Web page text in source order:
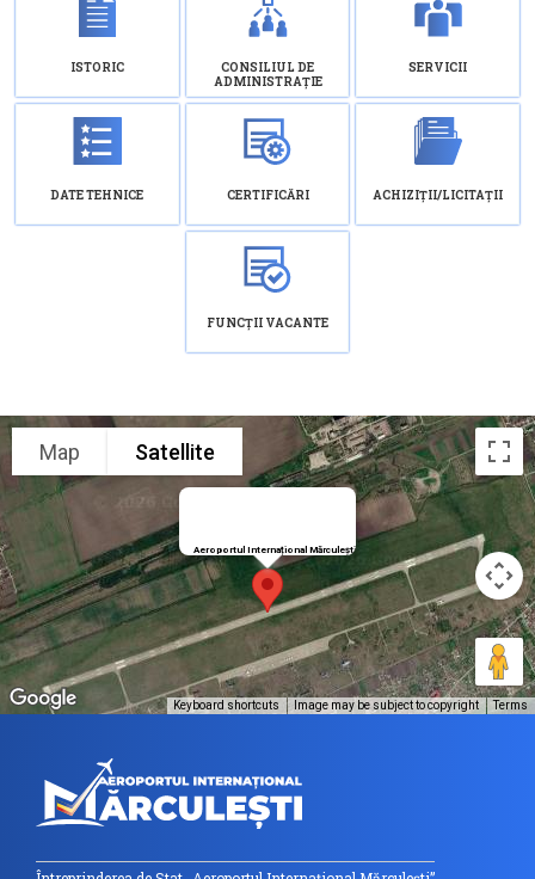
ISTORIC
CONSILIUL DE
ADMINISTRAȚIE
SERVICII
DATE TEHNICE CERTIFICĂRI ACHIZIȚII/LICITAȚII
FUNCȚII VACANTE
Aeroportul Internațional Mărculești
Map Satellite
Keyboard shortcuts Image may be subject to copyright Terms